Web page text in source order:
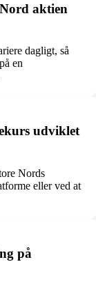
aktien
dagligt, så
en
udviklet
Nords
eller ved at
på